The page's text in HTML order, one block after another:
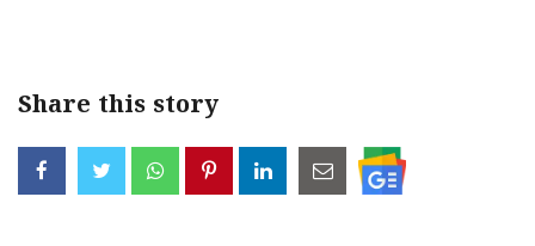
Share this story